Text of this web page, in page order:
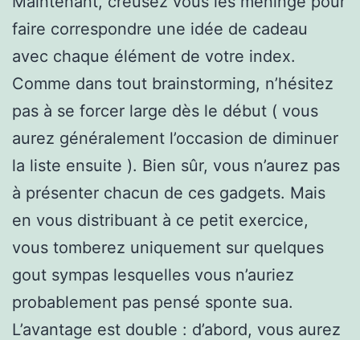
faire correspondre une idée de cadeau
avec chaque élément de votre index.
Comme dans tout brainstorming, n’hésitez
pas à se forcer large dès le début ( vous
aurez généralement l’occasion de diminuer
la liste ensuite ). Bien sûr, vous n’aurez pas
à présenter chacun de ces gadgets. Mais
en vous distribuant à ce petit exercice,
vous tomberez uniquement sur quelques
gout sympas lesquelles vous n’auriez
probablement pas pensé sponte sua.
L’avantage est double : d’abord, vous aurez